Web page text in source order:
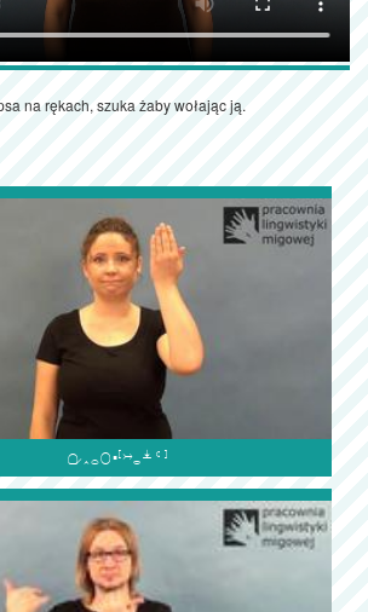
na rękach, szuka żaby wołając ją.
